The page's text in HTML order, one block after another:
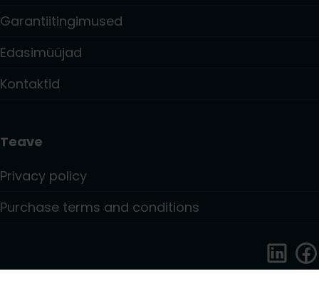
Garantiitingimused
Edasimüüjad
Kontaktid
Teave
Privacy policy
Purchase terms and conditions